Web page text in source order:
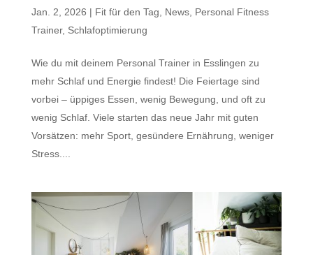
Jan. 2, 2026 | Fit für den Tag, News, Personal Fitness
Trainer, Schlafoptimierung
Wie du mit deinem Personal Trainer in Esslingen zu
mehr Schlaf und Energie findest! Die Feiertage sind
vorbei – üppiges Essen, wenig Bewegung, und oft zu
wenig Schlaf. Viele starten das neue Jahr mit guten
Vorsätzen: mehr Sport, gesündere Ernährung, weniger
Stress....